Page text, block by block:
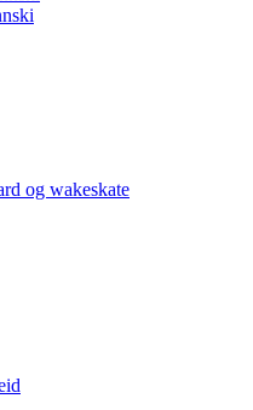
og wakeskate